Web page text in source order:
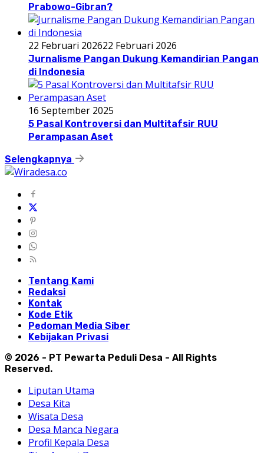
Prabowo-Gibran?
22 Februari 202622 Februari 2026
Jurnalisme Pangan Dukung Kemandirian Pangan
di Indonesia
16 September 2025
5 Pasal Kontroversi dan Multitafsir RUU
Perampasan Aset
Selengkapnya
Tentang Kami
Redaksi
Kontak
Kode Etik
Pedoman Media Siber
Kebijakan Privasi
© 2026 - PT Pewarta Peduli Desa - All Rights
Reserved.
Liputan Utama
Desa Kita
Wisata Desa
Desa Manca Negara
Profil Kepala Desa